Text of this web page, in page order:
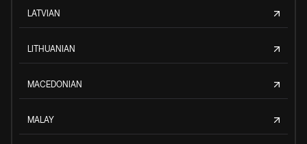
LATVIAN
LITHUANIAN
MACEDONIAN
MALAY